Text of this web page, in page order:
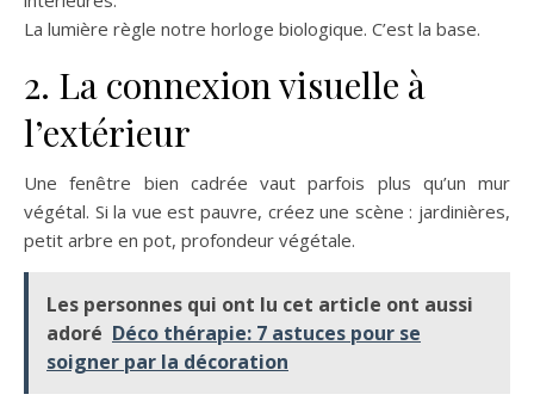
La lumière règle notre horloge biologique. C’est la base.
2. La connexion visuelle à
l’extérieur
Une fenêtre bien cadrée vaut parfois plus qu’un mur
végétal. Si la vue est pauvre, créez une scène : jardinières,
petit arbre en pot, profondeur végétale.
Les personnes qui ont lu cet article ont aussi
adoré Déco thérapie: 7 astuces pour se
soigner par la décoration